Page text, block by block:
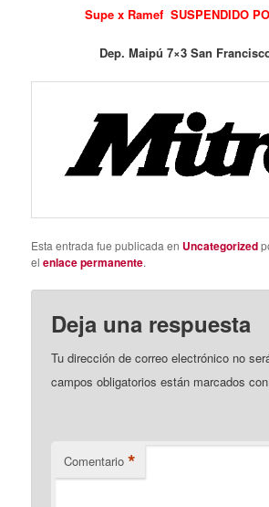
Supe x Ramef SUSPENDIDO
Dep. Maipú 7×3 San
Esta entrada fue publicada en Uncategorized
elenlace permanente.
Deja una respuesta
Tu dirección de correo electrónico no
campos obligatorios están marcados
Comentario *